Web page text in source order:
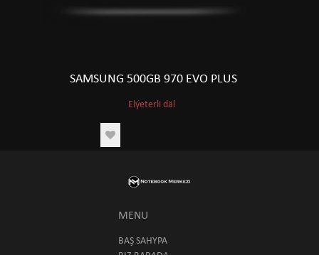
SAMSUNG 500GB 970 EVO PLUS
Elýeterli däl
MENU
BAŞ SAHYPA